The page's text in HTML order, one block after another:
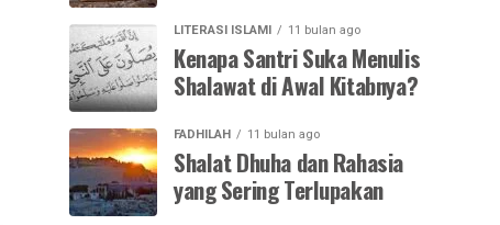
LITERASI ISLAMI 11 bulan ago
Kenapa Santri Suka Menulis
Shalawat di Awal Kitabnya?
FADHILAH 11 bulan ago
Shalat Dhuha dan Rahasia
yang Sering Terlupakan